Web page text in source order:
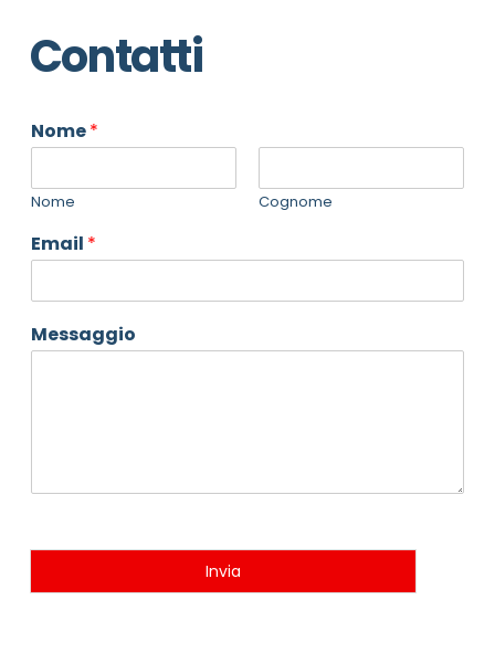
Contatti
Nome*
Nome Cognome
Email *
Messaggio
Invia